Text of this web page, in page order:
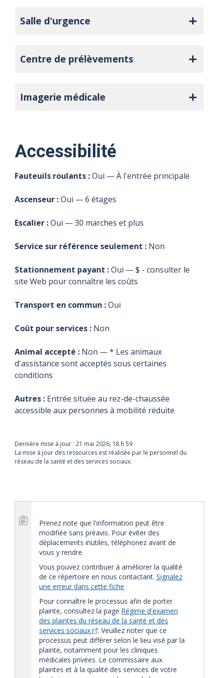
Salle d'urgence
Centre de prélèvements
Imagerie médicale
Accessibilité
Fauteuils roulants :Oui — À l'entrée principale
Ascenseur :Oui — 6 étages
Escalier :Oui — 30 marches et plus
Service sur référence seulement : Non
Stationnement payant :Oui — $ - consulter le
site Web pour connaître les coûts
Transport en commun :Oui
Coût pour services : Non
Animal accepté : Non — * Les animaux
d'assistance sont acceptés sous certaines
conditions
Autres : Entrée située au rez-de-chaussée
accessible aux personnes à mobilité réduite
Dernière mise à jour : 21 mai 2026, 18 h 59
La mise à jour des ressources est réalisée par le personnel du
réseau de la santé et des services sociaux.
Prenez note que l'information peut être
modifiée sans préavis. Pour éviter des
déplacements inutiles, téléphonez avant de
vous y rendre.
Vous pouvez contribuer à améliorer la qualité
de ce répertoire en nous contactant. Signalez
une erreur dans cette fiche.
Pour connaître le processus afin de porter
plainte, consultez la page Régime d'examen
des plaintes du réseau de la santé et des
services sociaux
. Veuillez noter que ce
processus peut différer selon le lieu visé par la
plainte, notamment pour les cliniques
médicales privées. Le commissaire aux
plaintes et à la qualité des services de votre